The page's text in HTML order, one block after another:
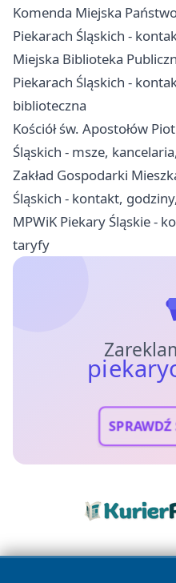
Komenda Miejska
Piekarach Śląskich -
Miejska Biblioteka
Piekarach Śląskich -
biblioteczna
Kościół św. Apostołów
Śląskich - msze,
Zakład Gospodarki
Śląskich - kontakt,
MPWiK Piekary Śląskie -
taryfy
SPRAWDŹ